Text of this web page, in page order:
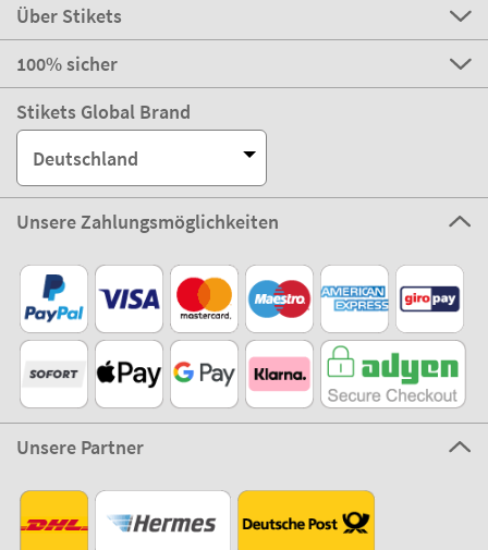
Kundenservice
Über Stikets
100% sicher
Stikets Global Brand
Deutschland
Unsere Zahlungsmöglichkeiten